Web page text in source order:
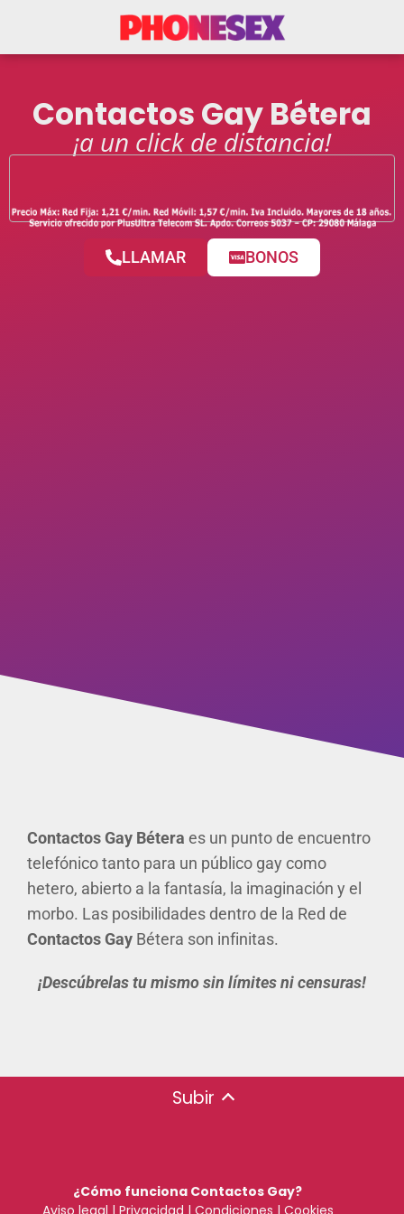
Contactos Gay Bétera
¡a un click de distancia!
LLAMAR BONOS
Contactos Gay Bétera es un punto de encuentro
telefónico tanto para un público gay como
hetero, abierto a la fantasía, la imaginación y el
morbo. Las posibilidades dentro de la Red de
Contactos Gay Bétera son infinitas.
¡Descúbrelas tu mismo sin límites ni censuras!
Subir
¿Cómo funciona Contactos Gay?